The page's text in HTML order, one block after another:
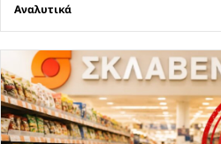
Αναλυτικά